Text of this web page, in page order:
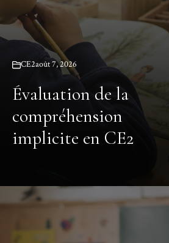
CE2août 7, 2026
Évaluation de la
compréhension
implicite en CE2